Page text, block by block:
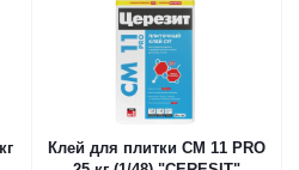
Клей для плитки CM 11 PRO